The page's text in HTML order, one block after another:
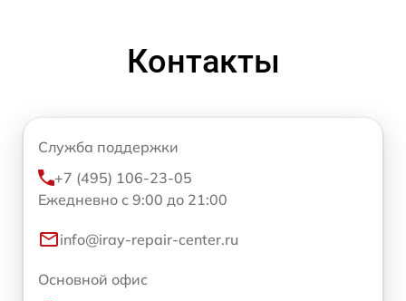
Контакты
Служба поддержки
+7 (495) 106-23-05
Ежедневно с 9:00 до 21:00
info@iray-repair-center.ru
Основной офис